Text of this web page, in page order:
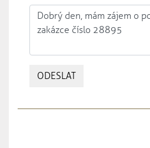
ODESLAT